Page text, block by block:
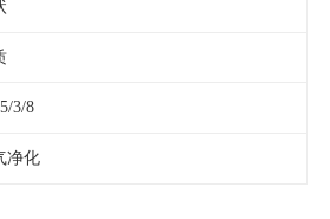
3/8
净化